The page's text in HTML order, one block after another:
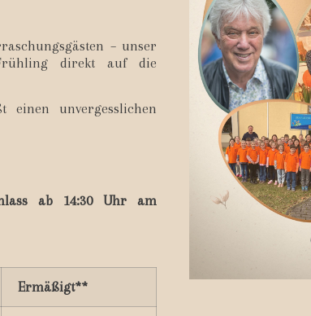
– unser
direkt auf die
einen unvergesslichen
ab 14:30 Uhr am
Ermäßigt**